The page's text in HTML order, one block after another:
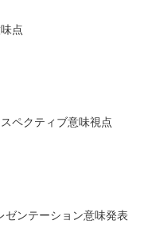
点
ペクティブ意味視点
ンテーション意味発表